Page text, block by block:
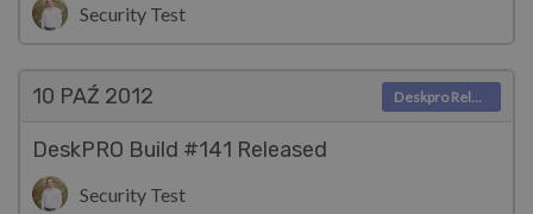
Security Test
10 PAŹ 2012
DeskPRO Build #141 Released
Security Test
Deskpro Releases